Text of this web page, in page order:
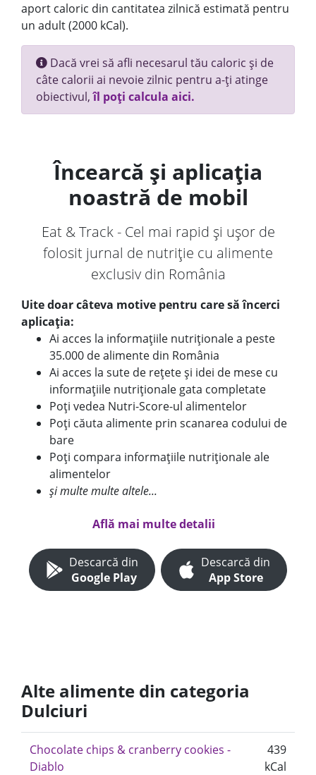
aport caloric din cantitatea zilnică estimată pentru
un adult (2000 kCal).
Dacă vrei să afli necesarul tău caloric și de
câte calorii ai nevoie zilnic pentru a-ți atinge
obiectivul,îl poți calcula aici.
Încearcă și aplicația
noastră de mobil
Eat & Track - Cel mai rapid și ușor de
folosit jurnal de nutriție cu alimente
exclusiv din România
Uite doar câteva motive pentru care să încerci
aplicația:
Ai acces la informațiile nutriționale a peste
35.000 de alimente din România
Ai acces la sute de rețete și idei de mese cu
informațiile nutriționale gata completate
Poți vedea Nutri-Score-ul alimentelor
Poți căuta alimente prin scanarea codului de
bare
Poți compara informațiile nutriționale ale
alimentelor
și multe multe altele...
Află mai multe detalii
Descarcă din
Google Play
Descarcă din
App Store
Alte alimente din categoria
Dulciuri
Chocolate chips & cranberry cookies -
Diablo
439
kCal